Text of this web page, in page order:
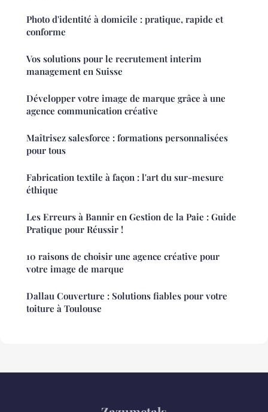
Photo d'identité à domicile : pratique, rapide et
conforme
Vos solutions pour le recrutement interim
management en Suisse
Développer votre image de marque grâce à une
agence communication créative
Maîtrisez salesforce : formations personnalisées
pour tous
Fabrication textile à façon : l'art du sur-mesure
éthique
Les Erreurs à Bannir en Gestion de la Paie : Guide
Pratique pour Réussir !
10 raisons de choisir une agence créative pour
votre image de marque
Dallau Couverture : Solutions fiables pour votre
toiture à Toulouse